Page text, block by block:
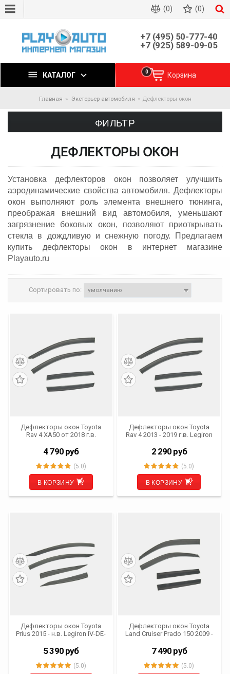
(0) (0)
+7 (495) 50-777-40
+7 (925) 589-09-05
КАТАЛОГ Корзина
0
Главная Экстерьер автомобиля Дефлекторы окон
ФИЛЬТР
ДЕФЛЕКТОРЫ ОКОН
Установка дефлекторов окон позволяет улучшить
аэродинамические свойства автомобиля. Дефлекторы
окон выполняют роль элемента внешнего тюнинга,
преображая внешний вид автомобиля, уменьшают
загрязнение боковых окон, позволяют приоткрывать
стекла в дождливую и снежную погоду. Предлагаем
купить дефлекторы окон в интернет магазине
Playauto.ru
Сортировать по:
Дефлекторы окон Toyota
Rav 4 XA50 от 2018 г.в.
(комплект из 4 шт.) (OEM)
4 790 руб
(5.0)
В КОРЗИНУ
Дефлекторы окон Toyota
Rav 4 2013 - 2019 г.в. Legiron
(OEM)
2 290 руб
(5.0)
В КОРЗИНУ
Дефлекторы окон Toyota
Prius 2015 - н.в. Legiron IV-DE-
(OEM)
5 390 руб
(5.0)
Дефлекторы окон Toyota
Land Cruiser Prado 150 2009 -
(комплект из 4 шт.) (OEM)
7 490 руб
(5.0)